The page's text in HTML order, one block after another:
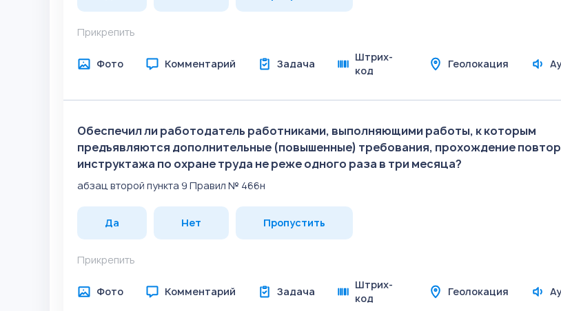
Прикрепить
Фото Комментарий Задача
Штрих-
код
Геолокация
Обеспечил ли работодатель работниками, выполняющими работы, к которым
предъявляются дополнительные (повышенные) требования, прохождение
инструктажа по охране труда не реже одного раза в три месяца?
абзац второй пункта 9 Правил № 466н
Да Нет Пропустить
Прикрепить
Фото Комментарий Задача
Штрих-
код
Геолокация